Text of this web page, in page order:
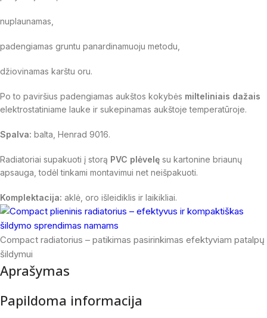
nuplaunamas,
padengiamas gruntu panardinamuoju metodu,
džiovinamas karštu oru.
Po to paviršius padengiamas aukštos kokybės milteliniais dažais
elektrostatiniame lauke ir sukepinamas aukštoje temperatūroje.
Spalva: balta, Henrad 9016.
Radiatoriai supakuoti į storą PVC plėvelę su kartonine briaunų
apsauga, todėl tinkami montavimui net neišpakuoti.
Komplektacija: aklė, oro išleidiklis ir laikikliai.
Compact radiatorius – patikimas pasirinkimas efektyviam patalpų
šildymui
Aprašymas
Papildoma informacija